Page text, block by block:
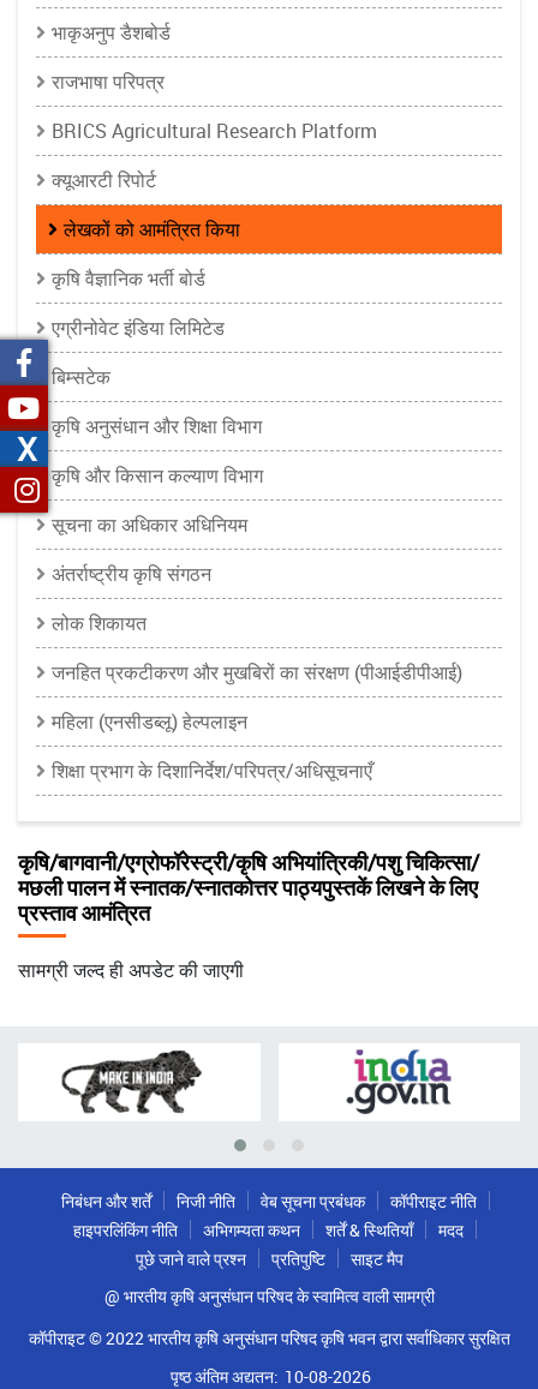
भाकृअनुप डैशबोर्ड
राजभाषा परिपत्र
BRICS Agricultural Research Platform
क्यूआरटी रिपोर्ट
लेखकों को आमंत्रित किया
कृषि वैज्ञानिक भर्ती बोर्ड
एग्रीनोवेट इंडिया लिमिटेड
बिम्सटेक
कृषि अनुसंधान और शिक्षा विभाग
कृषि और किसान कल्याण विभाग
सूचना का अधिकार अधिनियम
अंतर्राष्ट्रीय कृषि संगठन
लोक शिकायत
जनहित प्रकटीकरण और मुखबिरों का संरक्षण (पीआईडीपीआई)
महिला (एनसीडब्लू) हेल्पलाइन
शिक्षा प्रभाग के दिशानिर्देश/परिपत्र/अधिसूचनाएँ
कृषि/बागवानी/एग्रोफॉरेस्ट्री/कृषि अभियांत्रिकी/पशु चिकित्सा/
मछली पालन में स्नातक/स्नातकोत्तर पाठ्यपुस्तकें लिखने के लिए
प्रस्ताव आमंत्रित
सामग्री जल्द ही अपडेट की जाएगी
निबंधन और शर्तें निजी नीति वेब सूचना प्रबंधक
कॉपीराइट नीति
हाइपरलिंकिंग नीति
अभिगम्यता कथन शर्तें & स्थितियाँ
मदद
पूछे जाने वाले प्रश्न
प्रतिपुष्टि
साइट मैप
@ भारतीय कृषि अनुसंधान परिषद के स्वामित्व वाली सामग्री
कॉपीराइट © 2022 भारतीय कृषि अनुसंधान परिषद कृषि भवन द्वारा सर्वाधिकार सुरक्षित
पृष्ठ अंतिम अद्यतन: 10-08-2026
X